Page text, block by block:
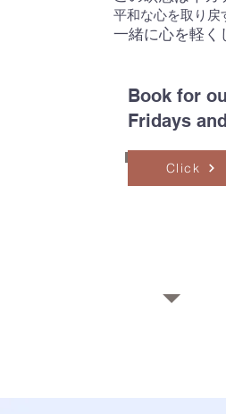
平和な心を取り戻
一緒に心を軽く
Book for
Fridays
Click